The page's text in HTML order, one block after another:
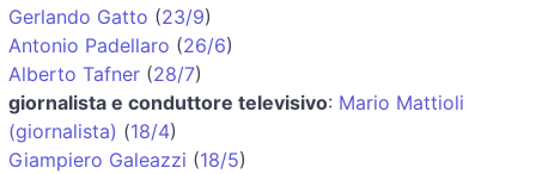
Gerlando Gatto (23/9)
Antonio Padellaro (26/6)
Alberto Tafner (28/7)
giornalista e conduttore televisivo: Mario Mattioli
(giornalista) (18/4)
Giampiero Galeazzi (18/5)